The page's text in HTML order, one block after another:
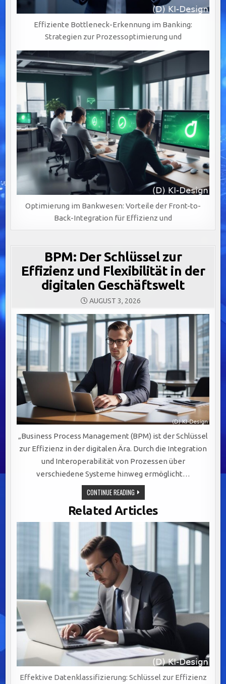
Effiziente Bottleneck-Erkennung im Banking:
Strategien zur Prozessoptimierung und
Optimierung im Bankwesen: Vorteile der Front-to-
Back-Integration für Effizienz und
BPM: Der Schlüssel zur
Effizienz und Flexibilität in der
digitalen Geschäftswelt
AUGUST 3, 2026
„Business Process Management (BPM) ist der Schlüssel
zur Effizienz in der digitalen Ära. Durch die Integration
und Interoperabilität von Prozessen über
verschiedene Systeme hinweg ermöglicht…
CONTINUE READINGBPM:
DER
SCHLÜSSEL
ZUR
EFFIZIENZ
DER
Related Articles
Effektive Datenklassifizierung: Schlüssel zur Effizienz